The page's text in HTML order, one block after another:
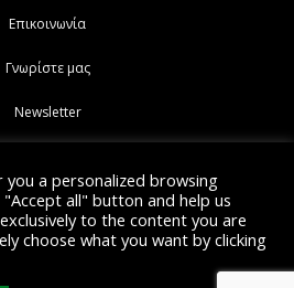
Επικοινωνία
Γνωρίστε μας
Newsletter
Web Development Eshop Rhodes
a personalized browsing
"Accept all" button and help us
to the content you are
choose what you want by clicking